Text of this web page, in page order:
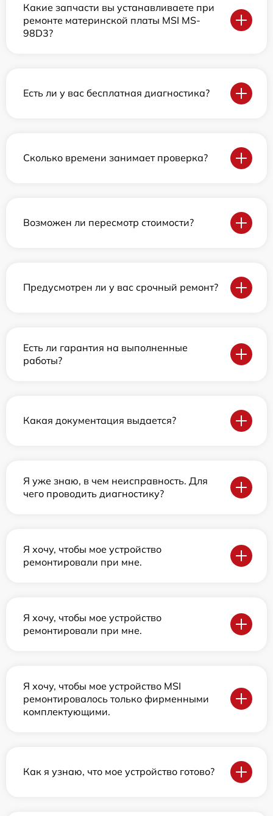
Какие запчасти вы устанавливаете при
ремонте материнской платы MSI MS-
98D3?
Есть ли у вас бесплатная диагностика?
Сколько времени занимает проверка?
Возможен ли пересмотр стоимости?
Предусмотрен ли у вас срочный ремонт?
Есть ли гарантия на выполненные
работы?
Какая документация выдается?
Я уже знаю, в чем неисправность. Для
чего проводить диагностику?
Я хочу, чтобы мое устройство
ремонтировали при мне.
Я хочу, чтобы мое устройство
ремонтировали при мне.
Я хочу, чтобы мое устройство MSI
ремонтировалось только фирменными
комплектующими.
Как я узнаю, что мое устройство готово?